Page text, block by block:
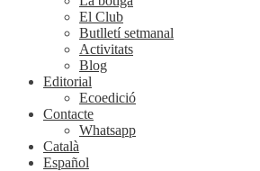
El Club
Butlletí setmanal
Activitats
Blog
Editorial
Ecoedició
Contacte
Whatsapp
Català
Español